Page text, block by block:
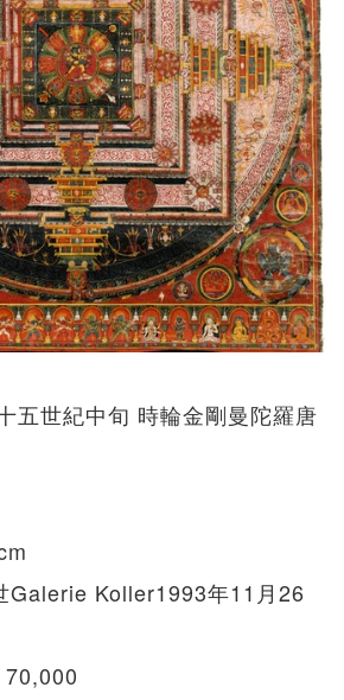
五世紀中旬 時輪金剛曼陀羅唐
Galerie Koller1993年11月26